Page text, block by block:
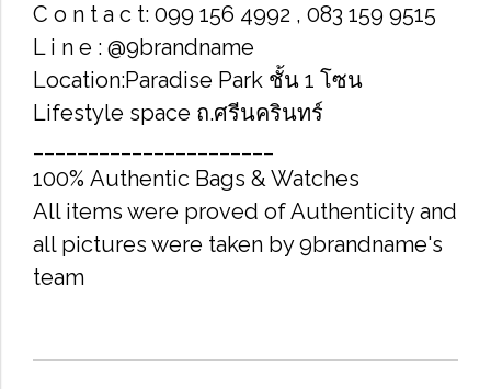
C o n t a c t: 099 156 4992 , 083 159 9515
L i n e : @9brandname
Location:Paradise Park ชั้น 1 โซน
Lifestyle space ถ.ศรีนครินทร์
100% Authentic Bags & Watches
All items were proved of Authenticity and
all pictures were taken by 9brandname's
team